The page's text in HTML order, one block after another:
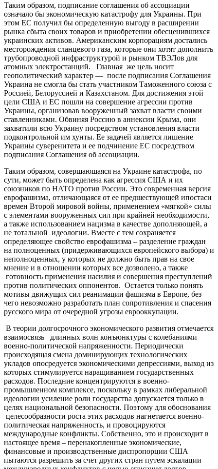
Таким образом, подписание соглашения об ассоциации
означало бы экономическую катастрофу для Украины. При
этом ЕС получил бы определенную выгоду в расширении
рынка сбыта своих товаров и приобретении обесценившихся
украинских активов. Американским корпорациям достались
месторождения сланцевого газа, которые они хотят дополнить
трубопроводной инфраструктурой и рынком ТВЭЛов для
атомных электростанций. Главная же цель носит
геополитический характер — после подписания Соглашения
Украина не смогла бы стать участником Таможенного союза с
Россией, Белоруссией и Казахстаном. Для достижения этой
цели США и ЕС пошли на совершение агрессии против
Украины, организовав вооруженный захват власти своими
ставленниками. Обвиняя Россию в аннексии Крыма, они
захватили всю Украину посредством установления власти
подконтрольной им хунты. Ее задачей является лишение
Украины суверенитета и ее подчинение ЕС посредством
подписания Соглашения об ассоциации.
Таким образом, совершающаяся на Украине катастрофа, по
сути, может быть определена как агрессия США и их
союзников по НАТО против России. Это современная версия
еврофашизма, отличающаяся от ее предшествующей ипостаси
времен Второй мировой войны, применением «мягкой» силы
с элементами вооруженных сил при крайней необходимости,
а также использованием нацизма в качестве дополняющей, а
не тотальной идеологии. Вместе с тем сохраняется
определяющее свойство еврофашизма – разделение граждан
на полноценных (придерживающихся европейского выбора) и
неполноценных, у которых не должно быть прав на свое
мнение и в отношении которых все дозволено, а также
готовность применения насилия и совершения преступлений
против политических оппонентов. Остается только понять
мотивы движущих сил реанимации фашизма в Европе, без
чего невозможно разработать план сопротивления и спасения
русского мира от очередной угрозы еврооккупации.
В теории долгосрочного экономического развития отмечается
взаимосвязь длинных волн конъюнктуры с колебаниями
военно-политической напряженности. Периодически
происходящая смена доминирующих технологических
укладов опосредуется экономическими депрессиями, выход из
которых стимулируется наращиванием государственных
расходов. Последние концентрируются в военно-
промышленном комплексе, поскольку в рамках либеральной
идеологии усиление роли государства допускается только в
целях национальной безопасности. Поэтому для обоснования
целесообразности роста этих расходов нагнетается военно-
политическая напряженность, и провоцируются
международные конфликты. Собственно, это и происходит в
настоящее время – перенакопленные экономические,
финансовые и производственные диспропорции США
пытаются разрешить за счет других стран путем эскалации